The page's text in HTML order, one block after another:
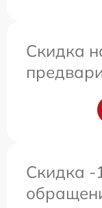
Скидка
Скидка -